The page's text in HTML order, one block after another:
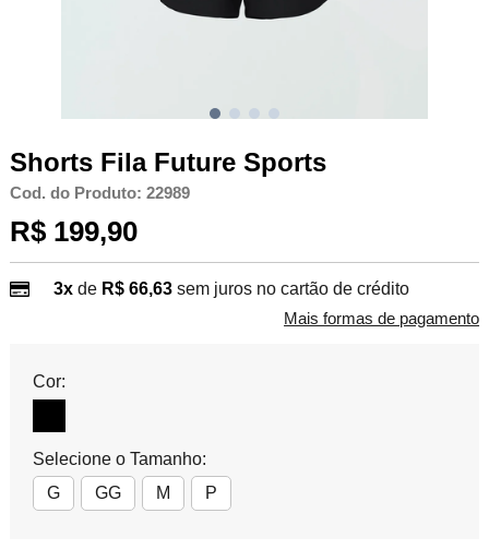
Shorts Fila Future Sports
Cod. do Produto: 22989
R$ 199,90
3xde R$ 66,63 sem juros no cartão de crédito
Mais formas de pagamento
Cor:
Selecione o Tamanho:
G
GG M P